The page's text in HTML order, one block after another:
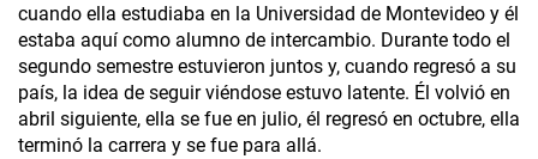
cuando ella estudiaba en la Universidad de Montevideo y él
estaba aquí como alumno de intercambio. Durante todo el
segundo semestre estuvieron juntos y, cuando regresó a su
país, la idea de seguir viéndose estuvo latente. Él volvió en
abril siguiente, ella se fue en julio, él regresó en octubre, ella
terminó la carrera y se fue para allá.